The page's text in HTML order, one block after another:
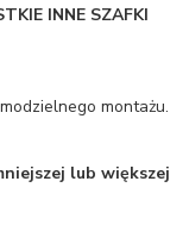
INNE SZAFKI
montażu.
lub większej